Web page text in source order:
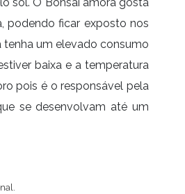
podendo ficar exposto nos
um elevado consumo
baixa e a temperatura
pois é o responsável pela
se desenvolvam até um